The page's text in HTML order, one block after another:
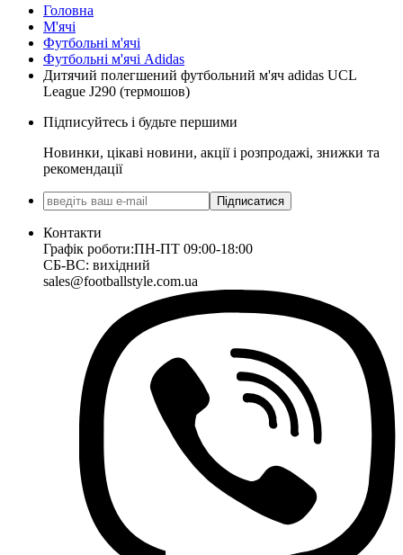
Головна
М'ячі
Футбольні м'ячі
Футбольні м'ячі Adidas
Дитячий полегшений футбольний м'яч adidas UCL
League J290 (термошов)
Підписуйтесь і будьте першими
Новинки, цікаві новини, акції і розпродажі, знижки та
рекомендації
Підписатися
Контакти
Графік роботи:ПН-ПТ 09:00-18:00
СБ-ВС: вихідний
sales@footballstyle.com.ua